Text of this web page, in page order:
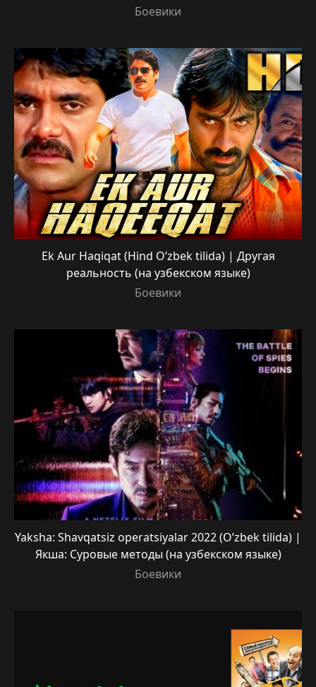
Боевики
Ek Aur Haqiqat (Hind O’zbek tilida) | Другая
реальность (на узбекском языке)
Боевики
Yaksha: Shavqatsiz operatsiyalar 2022 (O’zbek tilida) |
Якша: Суровые методы (на узбекском языке)
Боевики